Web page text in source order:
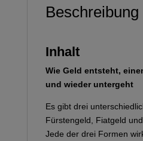
Beschreibung
Inhalt
Wie Geld entsteht,
und wieder untergeht
Es gibt drei
Fürstengeld, Fiatgeld
Jede der drei Formen